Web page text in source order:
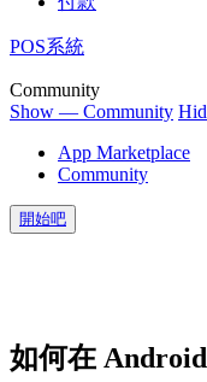
POS系統
Community
Show — Community
App Marketplace
Community
開始吧
如何在